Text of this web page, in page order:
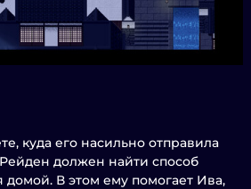
куда его насильно отправила
должен найти способ
домой. В этом ему помогает Ива,